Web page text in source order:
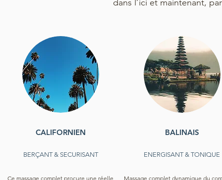
CALIFORNIEN
BERÇANT & SECURISANT
Ce massage complet procure une réelle
BALINAIS
ENERGISANT & TONIQUE
Massage complet dynamique du
dans l’ici et maintenant,